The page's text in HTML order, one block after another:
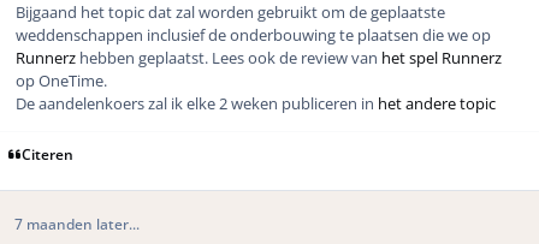
Bijgaand het topic dat zal worden gebruikt om de geplaatste
weddenschappen inclusief de onderbouwing te plaatsen die we op
Runnerz hebben geplaatst. Lees ook de review van het spel Runnerz
op OneTime.
De aandelenkoers zal ik elke 2 weken publiceren in het andere topic
Citeren
7 maanden later...